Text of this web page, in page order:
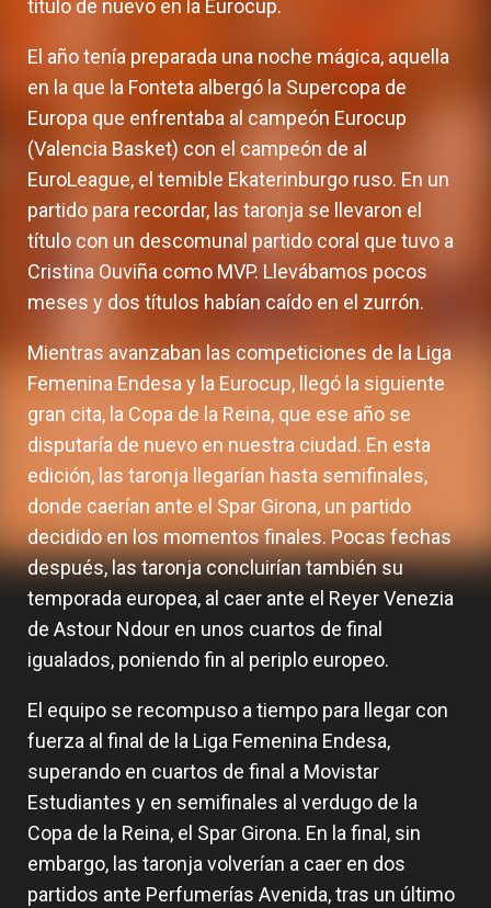
título de nuevo en la Eurocup.
El año tenía preparada una noche mágica, aquella
en la que la Fonteta albergó la Supercopa de
Europa que enfrentaba al campeón Eurocup
(Valencia Basket) con el campeón de al
EuroLeague, el temible Ekaterinburgo ruso. En un
partido para recordar, las taronja se llevaron el
título con un descomunal partido coral que tuvo a
Cristina Ouviña como MVP. Llevábamos pocos
meses y dos títulos habían caído en el zurrón.
Mientras avanzaban las competiciones de la Liga
Femenina Endesa y la Eurocup, llegó la siguiente
gran cita, la Copa de la Reina, que ese año se
disputaría de nuevo en nuestra ciudad. En esta
edición, las taronja llegarían hasta semifinales,
donde caerían ante el Spar Girona, un partido
decidido en los momentos finales. Pocas fechas
después, las taronja concluirían también su
temporada europea, al caer ante el Reyer Venezia
de Astour Ndour en unos cuartos de final
igualados, poniendo fin al periplo europeo.
El equipo se recompuso a tiempo para llegar con
fuerza al final de la Liga Femenina Endesa,
superando en cuartos de final a Movistar
Estudiantes y en semifinales al verdugo de la
Copa de la Reina, el Spar Girona. En la final, sin
embargo, las taronja volverían a caer en dos
partidos ante Perfumerías Avenida, tras un último